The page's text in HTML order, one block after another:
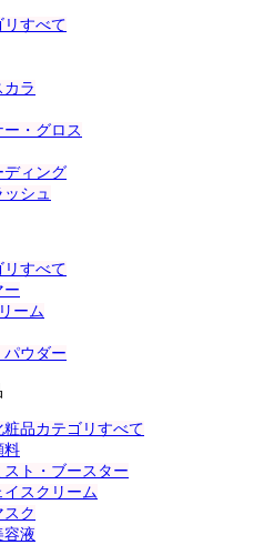
リすべて
ラ
・グロス
ディング
シュ
すべて
ー
ーム
パウダー
品カテゴリすべて
料
ト・ブースター
スクリーム
ク
容液